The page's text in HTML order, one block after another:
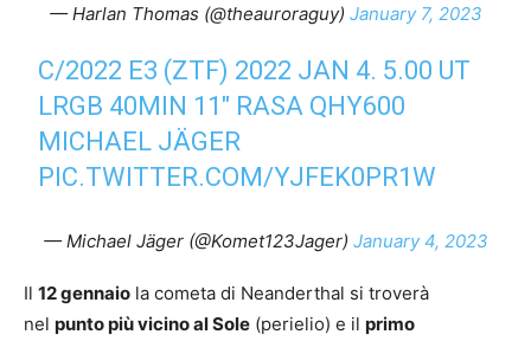
— Harlan Thomas (@theauroraguy) January 7, 2023
C/2022 E3 (ZTF) 2022 JAN 4. 5.00 UT
LRGB 40MIN 11″ RASA QHY600
MICHAEL JÄGER
PIC.TWITTER.COM/YJFEK0PR1W
— Michael Jäger (@Komet123Jager) January 4, 2023
Il 12 gennaio la cometa di Neanderthal si troverà
nel punto più vicino al Sole (perielio) e il primo